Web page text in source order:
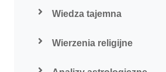
Wiedza tajemna
Wierzenia religijne